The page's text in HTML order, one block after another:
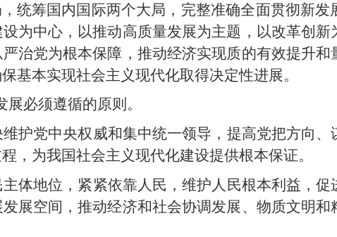
统筹国内国际两个大局，完整准确全面贯彻新
为中心，以推动高质量发展为主题，以改革创
治党为根本保障，推动经济实现质的有效提升
基本实现社会主义现代化取得决定性进展。
展必须遵循的原则。
护党中央权威和集中统一领导，提高党把方向、
，为我国社会主义现代化建设提供根本保证。
体地位，紧紧依靠人民，维护人民根本利益，促
展空间，推动经济和社会协调发展、物质文明